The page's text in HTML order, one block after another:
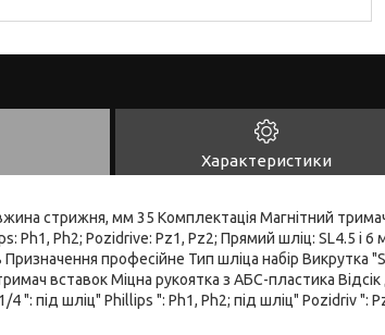
Характеристики
стрижня, мм 35 Комплектація Магнітний
Ph1, Ph2; Pozidrive: Pz1, Pz2; Прямий шліц: SL4.5 і 6
професійне Тип шліца набір
вставок Міцна рукоятка з АБС-пластика
4 ": під шліц" Phillips ": Ph1, Ph2; під шліц" Pozidriv ":